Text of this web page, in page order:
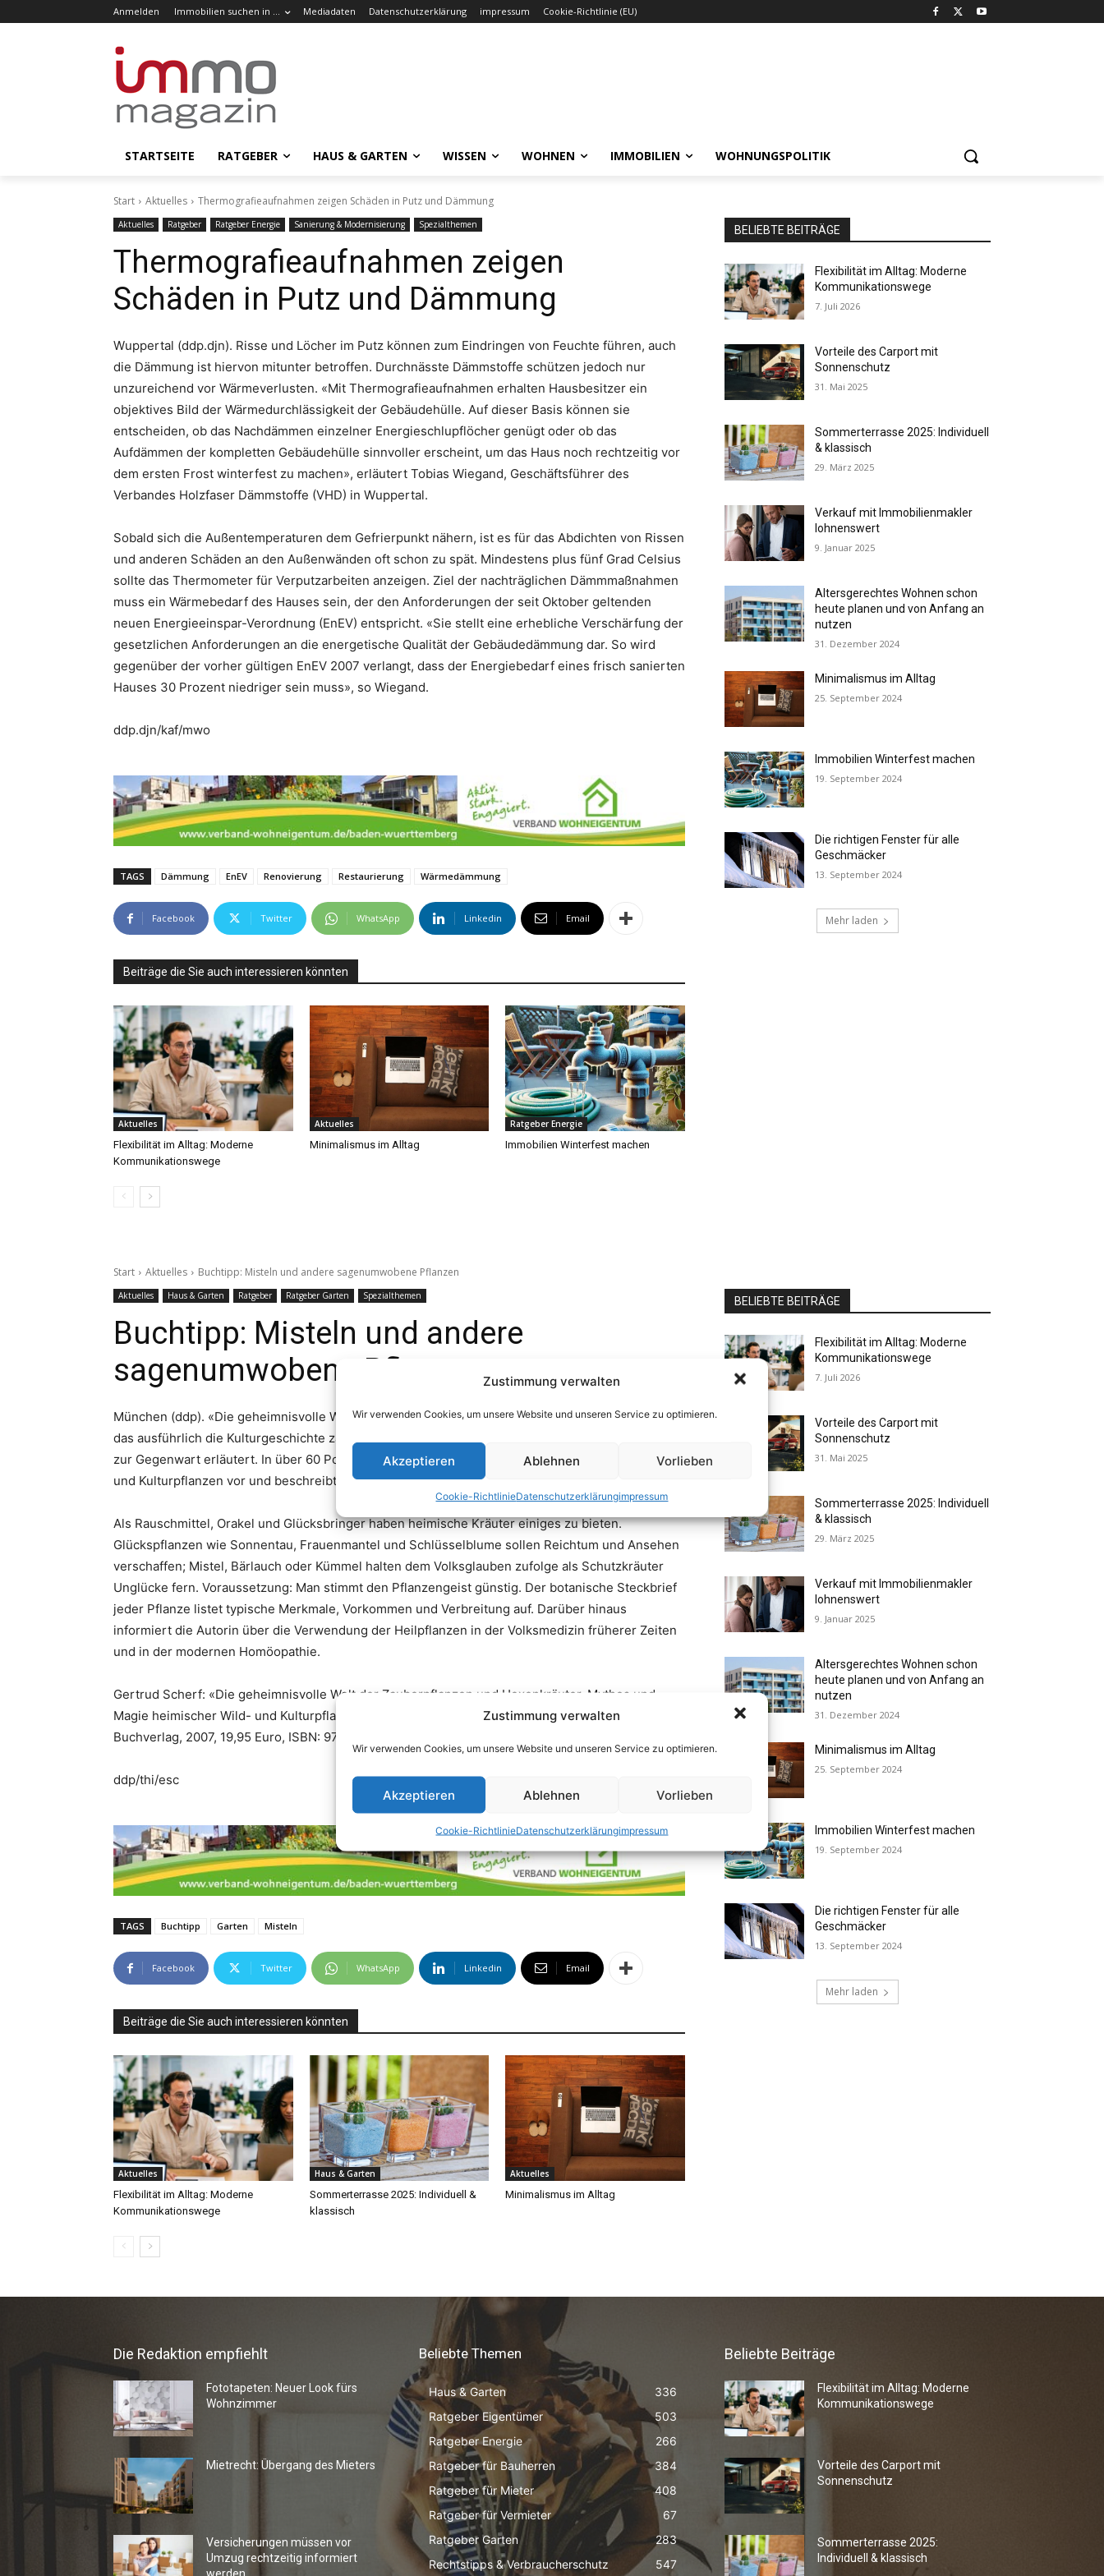
Zustimmung verwalten
Wir verwenden Cookies, um unsere Website und unseren Service zu optimieren.
Akzeptieren Ablehnen Vorlieben
Cookie-RichtlinieDatenschutzerklärungimpressum
Anmelden Immobilien suchen in … Mediadaten Datenschutzerklärung impressum Cookie-Richtlinie (EU)
STARTSEITE RATGEBER HAUS & GARTEN WISSEN WOHNEN IMMOBILIEN WOHNUNGSPOLITIK
Start Aktuelles Thermografieaufnahmen zeigen Schäden in Putz und Dämmung
Aktuelles Ratgeber Ratgeber Energie Sanierung & Modernisierung Spezialthemen
Thermografieaufnahmen zeigen
Schäden in Putz und Dämmung
Wuppertal (ddp.djn). Risse und Löcher im Putz können zum Eindringen von Feuchte führen, auch
die Dämmung ist hiervon mitunter betroffen. Durchnässte Dämmstoffe schützen jedoch nur
unzureichend vor Wärmeverlusten. «Mit Thermografieaufnahmen erhalten Hausbesitzer ein
objektives Bild der Wärmedurchlässigkeit der Gebäudehülle. Auf dieser Basis können sie
entscheiden, ob das Nachdämmen einzelner Energieschlupflöcher genügt oder ob das
Aufdämmen der kompletten Gebäudehülle sinnvoller erscheint, um das Haus noch rechtzeitig vor
dem ersten Frost winterfest zu machen», erläutert Tobias Wiegand, Geschäftsführer des
Verbandes Holzfaser Dämmstoffe (VHD) in Wuppertal.
Sobald sich die Außentemperaturen dem Gefrierpunkt nähern, ist es für das Abdichten von Rissen
und anderen Schäden an den Außenwänden oft schon zu spät. Mindestens plus fünf Grad Celsius
sollte das Thermometer für Verputzarbeiten anzeigen. Ziel der nachträglichen Dämmmaßnahmen
muss ein Wärmebedarf des Hauses sein, der den Anforderungen der seit Oktober geltenden
neuen Energieeinspar-Verordnung (EnEV) entspricht. «Sie stellt eine erhebliche Verschärfung der
gesetzlichen Anforderungen an die energetische Qualität der Gebäudedämmung dar. So wird
gegenüber der vorher gültigen EnEV 2007 verlangt, dass der Energiebedarf eines frisch sanierten
Hauses 30 Prozent niedriger sein muss», so Wiegand.
ddp.djn/kaf/mwo
TAGS Dämmung EnEV Renovierung Restaurierung Wärmedämmung
Facebook Twitter WhatsApp Linkedin Email
Beiträge die Sie auch interessieren könnten
Aktuelles
Flexibilität im Alltag: Moderne
Kommunikationswege
Aktuelles
Minimalismus im Alltag
Ratgeber Energie
Immobilien Winterfest machen
BELIEBTE BEITRÄGE
Flexibilität im Alltag: Moderne
Kommunikationswege
7. Juli 2026
Vorteile des Carport mit
Sonnenschutz
31. Mai 2025
Sommerterrasse 2025: Individuell
& klassisch
29. März 2025
Verkauf mit Immobilienmakler
lohnenswert
9. Januar 2025
Altersgerechtes Wohnen schon
heute planen und von Anfang an
nutzen
31. Dezember 2024
Minimalismus im Alltag
25. September 2024
Immobilien Winterfest machen
19. September 2024
Die richtigen Fenster für alle
Geschmäcker
13. September 2024
Mehr laden
Die Redaktion empfiehlt
Fototapeten: Neuer Look fürs
Wohnzimmer
Mietrecht: Übergang des Mieters
Versicherungen müssen vor
Umzug rechtzeitig informiert
Beliebte Themen
Haus & Garten
336
Ratgeber Eigentümer
503
Ratgeber Energie
266
Ratgeber für Bauherren
384
Ratgeber für Mieter
408
Ratgeber für Vermieter
67
Ratgeber Garten
283
Rechtstipps & Verbraucherschutz
547
Beliebte Beiträge
Flexibilität im Alltag: Moderne
Kommunikationswege
Vorteile des Carport mit
Sonnenschutz
Sommerterrasse 2025:
Individuell & klassisch